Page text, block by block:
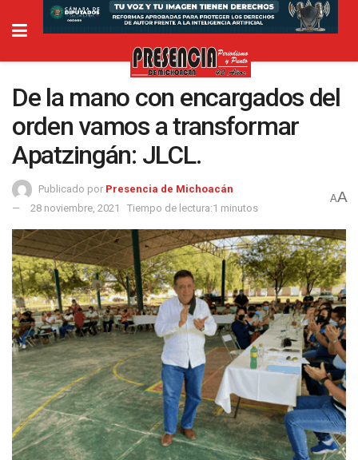
De la mano con encargados del
orden vamos a transformar
Apatzingán: JLCL.
Publicado por Presencia de Michoacán
28 noviembre, 2021
Tiempo de lectura:1 minutos
AA